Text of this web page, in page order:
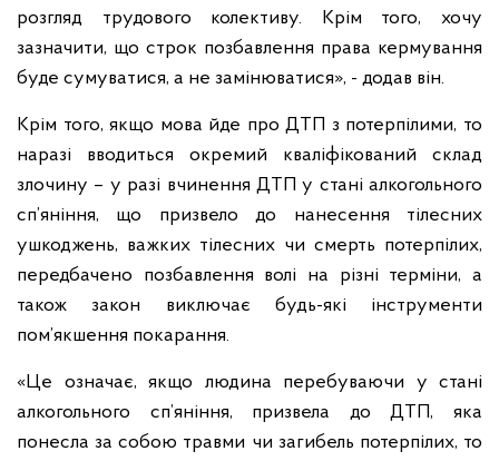
розгляд трудового колективу. Крім того, хочу
зазначити, що строк позбавлення права кермування
буде сумуватися, а не замінюватися», - додав він.
Крім того, якщо мова йде про ДТП з потерпілими, то
наразі вводиться окремий кваліфікований склад
злочину – у разі вчинення ДТП у стані алкогольного
сп’яніння, що призвело до нанесення тілесних
ушкоджень, важких тілесних чи смерть потерпілих,
передбачено позбавлення волі на різні терміни, а
також закон виключає будь-які інструменти
пом’якшення покарання.
«Це означає, якщо людина перебуваючи у стані
алкогольного сп’яніння, призвела до ДТП, яка
понесла за собою травми чи загибель потерпілих, то